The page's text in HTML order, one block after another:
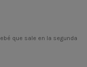
que sale en la segunda